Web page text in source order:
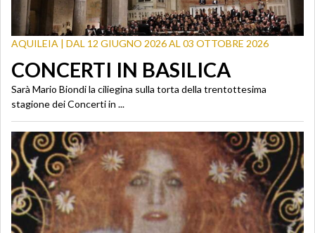
AQUILEIA | DAL 12 GIUGNO 2026 AL 03 OTTOBRE 2026
CONCERTI IN BASILICA
Sarà Mario Biondi la ciliegina sulla torta della trentottesima
stagione dei Concerti in ...